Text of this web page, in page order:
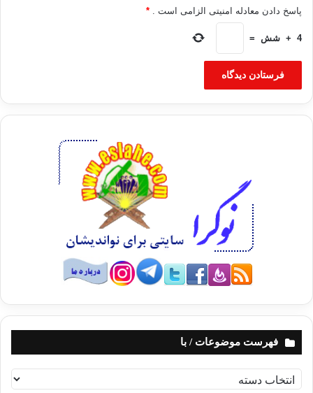
پاسخ دادن معادله امنیتی الزامی است . *
4
+ شش =
فهرست موضوعات / با
ه